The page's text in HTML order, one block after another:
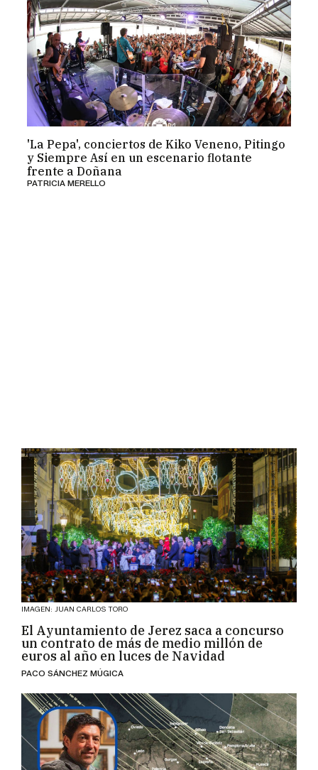
'La Pepa', conciertos de Kiko Veneno, Pitingo
y Siempre Así en un escenario flotante
frente a Doñana
PATRICIA MERELLO
IMAGEN: JUAN CARLOS TORO
El Ayuntamiento de Jerez saca a concurso
un contrato de más de medio millón de
euros al año en luces de Navidad
PACO SÁNCHEZ MÚGICA